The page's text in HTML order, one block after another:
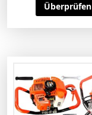
Überprüfen